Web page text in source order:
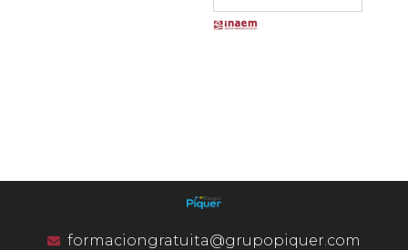
formaciongratuita@grupopiquer.com